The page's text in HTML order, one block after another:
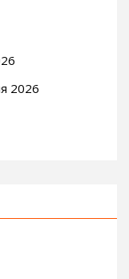
2026